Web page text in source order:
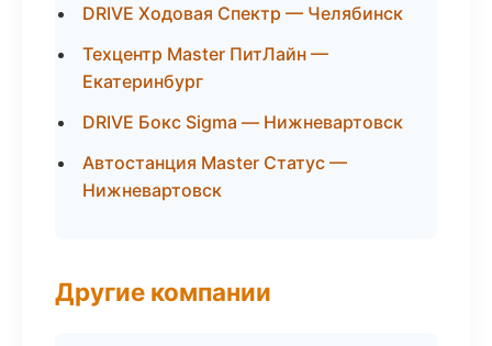
DRIVE Ходовая Спектр — Челябинск
Техцентр Master ПитЛайн —
Екатеринбург
DRIVE Бокс Sigma — Нижневартовск
Автостанция Master Статус —
Нижневартовск
Другие компании